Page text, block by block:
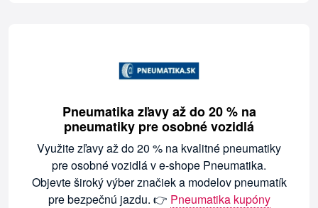
Pneumatika zľavy až do 20 % na
pneumatiky pre osobné vozidlá
Využite zľavy až do 20 % na kvalitné pneumatiky
pre osobné vozidlá v e-shope Pneumatika.
Objevte široký výber značiek a modelov pneumatík
pre bezpečnú jazdu. 👉 Pneumatika kupóny